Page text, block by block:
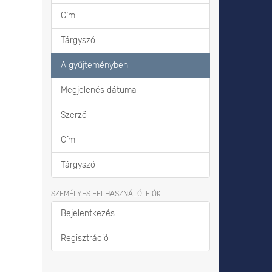
Cím
Tárgyszó
A gyűjteményben
Megjelenés dátuma
Szerző
Cím
Tárgyszó
SZEMÉLYES FELHASZNÁLÓI FIÓK
Bejelentkezés
Regisztráció